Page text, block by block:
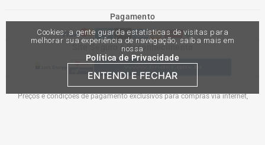
Cookies: a gente guarda estatísticas de visitas para
melhorar sua experiência de navegação, saiba mais em
nossa
Política de Privacidade
ENTENDI E FECHAR
Pagamento
Site Seguro e Reconhecimento
Preços e condições de pagamento exclusivos para compras via internet,